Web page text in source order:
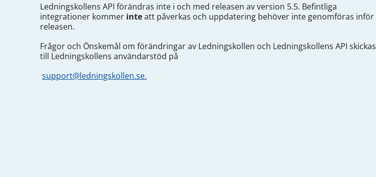
Ledningskollens API förändras inte i och med releasen av version 5.5. Befintliga
integrationer kommer inteatt påverkas och uppdatering behöver inte genomföras inför
releasen.
Frågor och Önskemål om förändringar av Ledningskollen och Ledningskollens API skickas
till Ledningskollens användarstöd på
support@ledningskollen.se.